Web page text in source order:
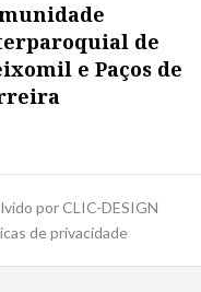
de
e Paços de
por CLIC-DESIGN
de privacidade